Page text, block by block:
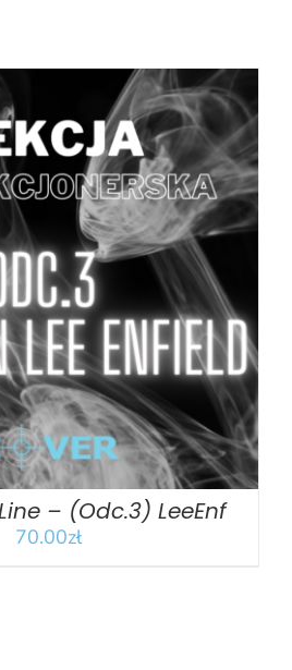
/ SZCZEGÓŁY
– (Odc.3) LeeEnf
70.00zł